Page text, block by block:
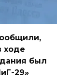
ходе
был
29»